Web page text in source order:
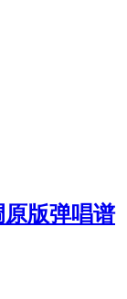
版弹唱谱